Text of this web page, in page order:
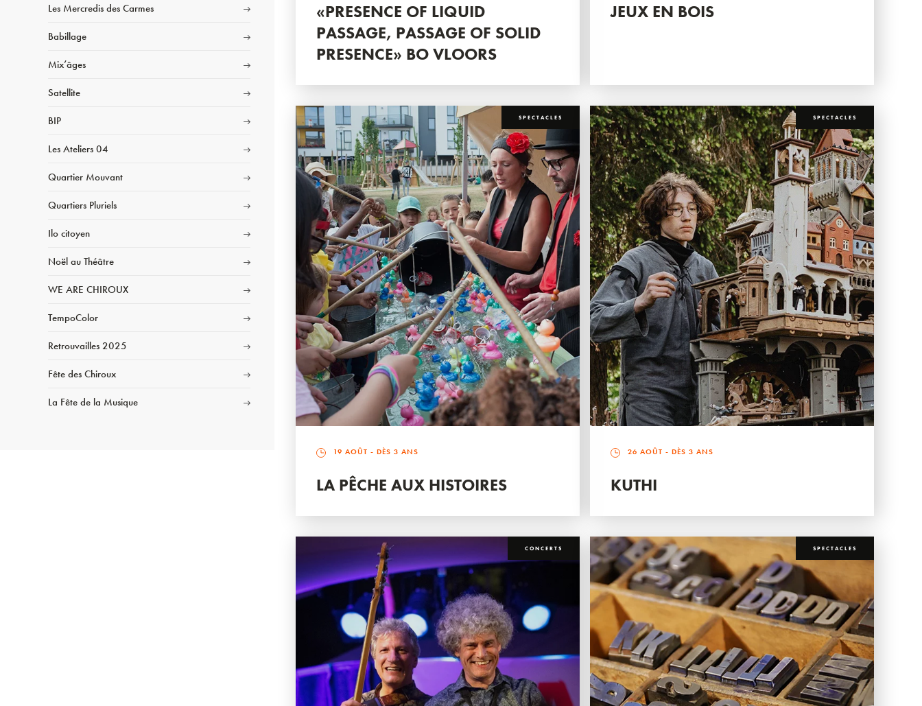
Les Mercredis des Carmes
Babillage
Mix’âges
Satellite
BIP
Les Ateliers 04
Quartier Mouvant
Quartiers Pluriels
Ilo citoyen
Noël au Théâtre
WE ARE CHIROUX
TempoColor
Retrouvailles 2025
Fête des Chiroux
La Fête de la Musique
«PRESENCE OF LIQUID
PASSAGE, PASSAGE OF SOLID
PRESENCE» BO VLOORS
JEUX EN BOIS
SPECTACLES
19 AOÛT - DÈS 3 ANS
LA PÊCHE AUX HISTOIRES
SPECTACLES
26 AOÛT - DÈS 3 ANS
KUTHI
CONCERTS SPECTACLES